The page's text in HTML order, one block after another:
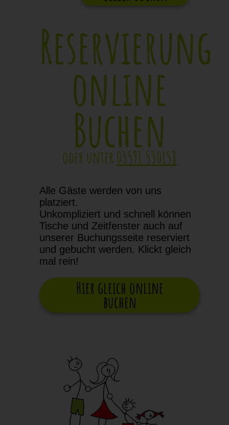
Reservierung
online
Buchen
oder unter03591 530158
Alle Gäste werden von uns
platziert.
Unkompliziert und schnell können
Tische und Zeitfenster auch auf
unserer Buchungsseite reserviert
und gebucht werden. Klickt gleich
mal rein!
Hier gleich online
buchen